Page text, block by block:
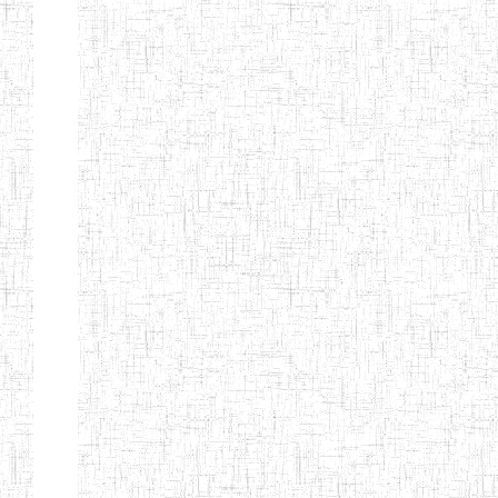
Afficher Page 7 sur 13 Total: 307
Début Préc. 2 3 4 5 6
7
Suivant
Fin
MOKOLO
Etablissements
d'enseignement